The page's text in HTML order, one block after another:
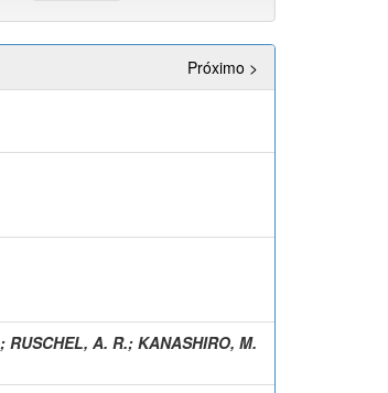
Próximo >
; RUSCHEL, A. R.; KANASHIRO, M.